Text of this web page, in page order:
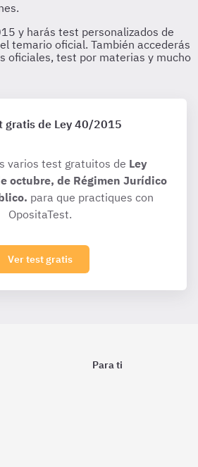
gratis de Ley 40/2015
varios test gratuitos de Ley
octubre, de Régimen Jurídico
para que practiques con
OpositaTest.
Ver test gratis
Para ti